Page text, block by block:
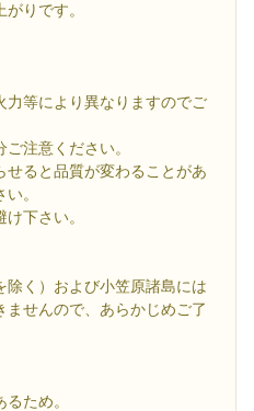
りです。
力等により異なりますのでご
注意ください。
せると品質が変わることがあ
。
下さい。
く）および小笠原諸島には
せんので、あらかじめご了
ため。